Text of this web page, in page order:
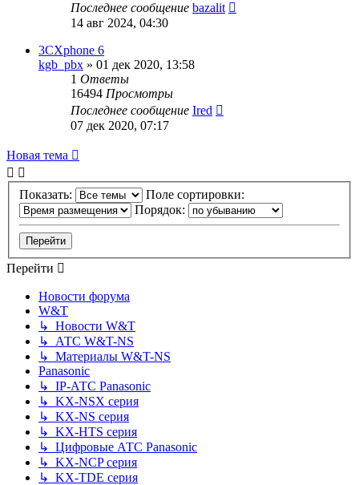
Последнее сообщение bazalit
14 авг 2024, 04:30
3СXphone 6
kgb_pbx » 01 дек 2020, 13:58
1 Ответы
16494 Просмотры
Последнее сообщение Ired
07 дек 2020, 07:17
Новая тема
Показать:
Поле сортировки:
Порядок:
Перейти
Новости форума
W&T
↳ Новости W&T
↳ АТС W&T-NS
↳ Материалы W&T-NS
Panasonic
↳ IP-АТС Panasonic
↳ KX-NSX серия
↳ KX-NS серия
↳ KX-HTS серия
↳ Цифровые АТС Panasonic
↳ KX-NCP серия
↳ KX-TDE серия